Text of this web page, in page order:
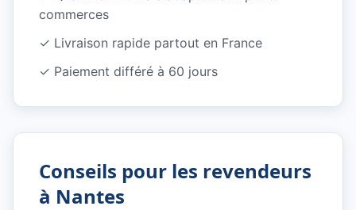
commerces
✓ Livraison rapide partout en France
✓ Paiement différé à 60 jours
Conseils pour les revendeurs
à Nantes